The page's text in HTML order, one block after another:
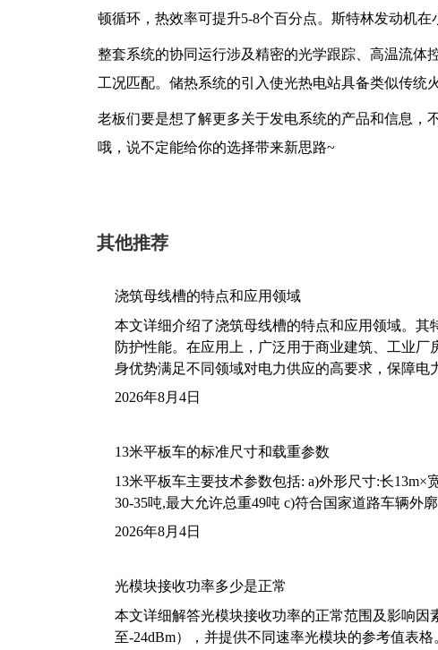
顿循环，热效率可提升5-8个百分点。斯特林发动机在
整套系统的协同运行涉及精密的光学跟踪、高温流体
工况匹配。储热系统的引入使光热电站具备类似传统
老板们要是想了解更多关于发电系统的产品和信息，
哦，说不定能给你的选择带来新思路~
其他推荐
浇筑母线槽的特点和应用领域
本文详细介绍了浇筑母线槽的特点和应用领域。其
防护性能。在应用上，广泛用于商业建筑、工业厂
身优势满足不同领域对电力供应的高要求，保障电
2026年8月4日
13米平板车的标准尺寸和载重参数
13米平板车主要技术参数包括: a)外形尺寸:长13m×
30-35吨,最大允许总重49吨 c)符合国家道路车辆外
2026年8月4日
光模块接收功率多少是正常
本文详细解答光模块接收功率的正常范围及影响
至-24dBm），并提供不同速率光模块的参考值表